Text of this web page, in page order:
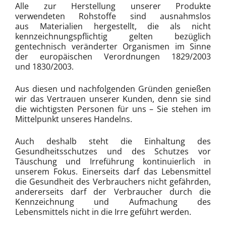
Alle zur Herstellung unserer Produkte
verwendeten Rohstoffe sind ausnahmslos
aus Materialien hergestellt, die als nicht
kennzeichnungspflichtig gelten bezüglich
gentechnisch veränderter Organismen im Sinne
der europäischen Verordnungen 1829/2003
und 1830/2003.
Aus diesen und nachfolgenden Gründen genießen
wir das Vertrauen unserer Kunden, denn sie sind
die wichtigsten Personen für uns – Sie stehen im
Mittelpunkt unseres Handelns.
Auch deshalb steht die Einhaltung des
Gesundheitsschutzes und des Schutzes vor
Täuschung und Irreführung kontinuierlich in
unserem Fokus. Einerseits darf das Lebensmittel
die Gesundheit des Verbrauchers nicht gefährden,
andererseits darf der Verbraucher durch die
Kennzeichnung und Aufmachung des
Lebensmittels nicht in die Irre geführt werden.